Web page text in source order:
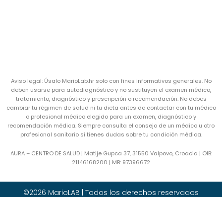
Aviso legal: Úsalo MarioLab.hr solo con fines informativos generales. No
deben usarse para autodiagnóstico y no sustituyen el examen médico,
tratamiento, diagnóstico y prescripción o recomendación. No debes
cambiar tu régimen de salud ni tu dieta antes de contactar con tu médico
o profesional médico elegido para un examen, diagnóstico y
recomendación médica. Siempre consulta el consejo de un médico u otro
profesional sanitario si tienes dudas sobre tu condición médica.
AURA – CENTRO DE SALUD | Matije Gupca 37, 31550 Valpovo, Croacia | OIB:
21146168200 | MB: 97396672
©2026 MarioLAB | Todos los derechos reservados